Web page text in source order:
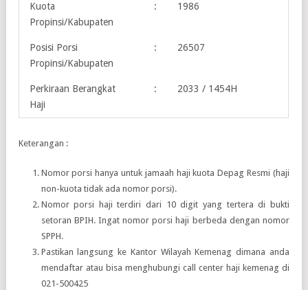
Kuota
Propinsi/Kabupaten
: 1986
Posisi Porsi
Propinsi/Kabupaten
: 26507
Perkiraan Berangkat
Haji
: 2033 / 1454H
Keterangan :
Nomor porsi hanya untuk jamaah haji kuota Depag Resmi (haji
non-kuota tidak ada nomor porsi).
Nomor porsi haji terdiri dari 10 digit yang tertera di bukti
setoran BPIH. Ingat nomor porsi haji berbeda dengan nomor
SPPH.
Pastikan langsung ke Kantor Wilayah Kemenag dimana anda
mendaftar atau bisa menghubungi call center haji kemenag di
021-500425